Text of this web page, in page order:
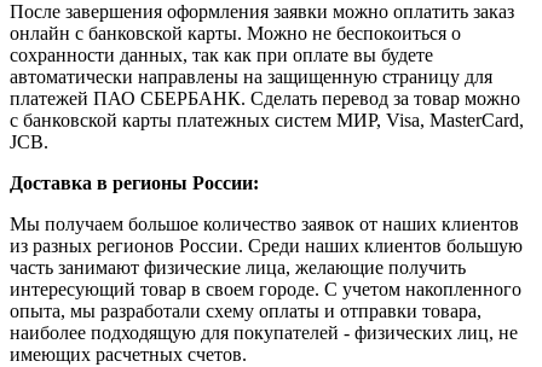
После завершения оформления заявки можно оплатить заказ
онлайн с банковской карты. Можно не беспокоиться о
сохранности данных, так как при оплате вы будете
автоматически направлены на защищенную страницу для
платежей ПАО СБЕРБАНК. Сделать перевод за товар можно
с банковской карты платежных систем МИР, Visa, MasterCard,
JCB.
Доставка в регионы России:
Мы получаем большое количество заявок от наших клиентов
из разных регионов России. Среди наших клиентов большую
часть занимают физические лица, желающие получить
интересующий товар в своем городе. С учетом накопленного
опыта, мы разработали схему оплаты и отправки товара,
наиболее подходящую для покупателей - физических лиц, не
имеющих расчетных счетов.